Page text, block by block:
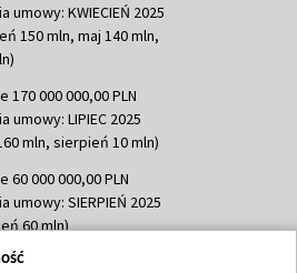
umowy: KWIECIEŃ 2025
150 mln, maj 140 mln,
170 000 000,00 PLN
umowy: LIPIEC 2025
mln, sierpień 10 mln)
60 000 000,00 PLN
umowy: SIERPIEŃ 2025
60 mln)
783 051,21 PLN